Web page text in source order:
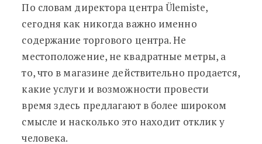
По словам директора центра Ülemiste,
сегодня как никогда важно именно
содержание торгового центра. Не
местоположение, не квадратные метры, а
то, что в магазине действительно продается,
какие услуги и возможности провести
время здесь предлагают в более широком
смысле и насколько это находит отклик у
человека.